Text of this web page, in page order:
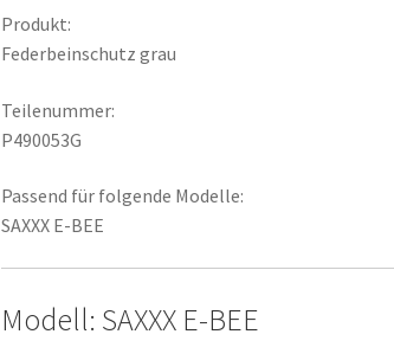
Produkt:
Federbeinschutz grau
Teilenummer:
P490053G
Passend für folgende Modelle:
SAXXX E-BEE
Modell: SAXXX E-BEE